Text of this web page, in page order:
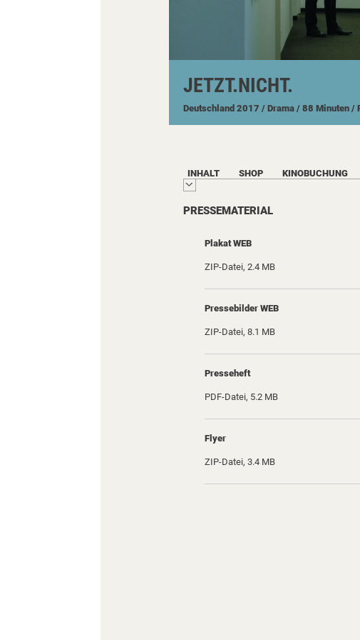
JETZT.NICHT.
Deutschland 2017 / Drama / 88 Minuten /
INHALT SHOP KINOBUCHUNG
PRESSEMATERIAL
Plakat WEB
ZIP-Datei, 2.4 MB
Pressebilder WEB
ZIP-Datei, 8.1 MB
Presseheft
PDF-Datei, 5.2 MB
Flyer
ZIP-Datei, 3.4 MB